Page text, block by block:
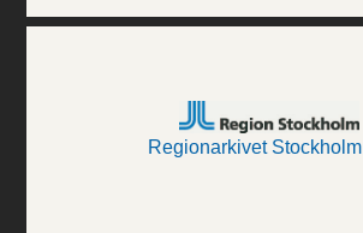
Regionarkivet Stockholm